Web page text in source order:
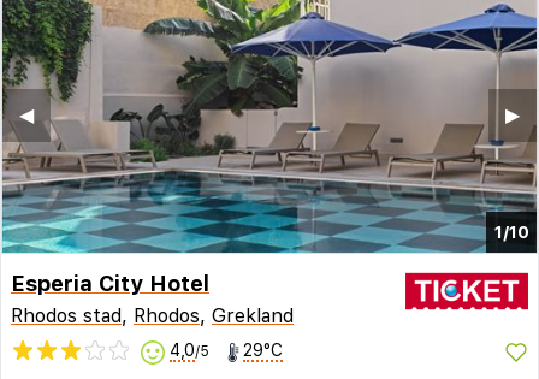
1/10
▶︎
◀︎
Esperia City Hotel
Rhodos stad, Rhodos, Grekland
4,0/5 29°C